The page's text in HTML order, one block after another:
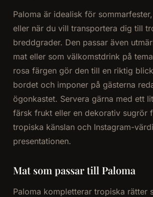
Paloma är idealisk för
eller när du vill transportera dig till
breddgrader. Den passar även
mat eller som välkomstdrink på
rosa färgen gör den till en riktig
bordet och imponer på gästerna
ögonkastet. Servera gärna med ett
färsk frukt eller en dekorativ sugrör
tropiska känslan och Instagram-
presentationen.
Mat som passar till Paloma
Paloma kompletterar tropiska rätter